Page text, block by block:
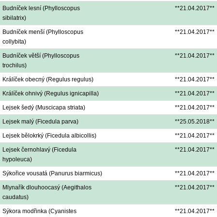
Budníček lesní (Phylloscopus
sibilatrix)
**21.04.2017**
Budníček menší (Phylloscopus
collybita)
**21.04.2017**
Budníček větší (Phylloscopus
trochilus)
**21.04.2017**
Králíček obecný (Regulus regulus) **21.04.2017**
Králíček ohnivý (Regulus ignicapilla) **21.04.2017**
Lejsek šedý (Muscicapa striata) **21.04.2017**
Lejsek malý (Ficedula parva) **25.05.2018**
Lejsek bělokrký (Ficedula albicollis) **21.04.2017**
Lejsek černohlavý (Ficedula
hypoleuca)
**21.04.2017**
Sýkořice vousatá (Panurus biarmicus) **21.04.2017**
Mlynařík dlouhoocasý (Aegithalos
caudatus)
**21.04.2017**
Sýkora modřinka (Cyanistes **21.04.2017**